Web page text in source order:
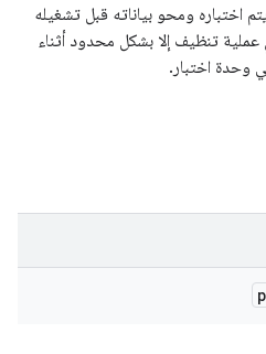
اختباره ومحو بياناته قبل تشغيله
عملية تنظيف إلا بشكل محدود أثناء
وحدة اختبار.